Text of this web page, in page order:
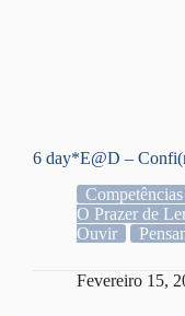
6 day*E@D –
O Prazer de
Ouvir
Fevereiro 15,